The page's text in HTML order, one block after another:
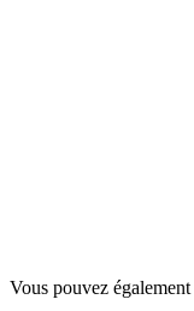
Vous pouvez